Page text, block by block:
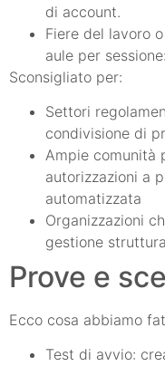
di account.
Fiere del lavoro
aule per
Sconsigliato per:
Settori
condivisione di
Ampie comunità
autorizzazioni a
automatizzata
Organizzazioni
gestione
Prove e
Ecco cosa abbiamo
Test di avvio: